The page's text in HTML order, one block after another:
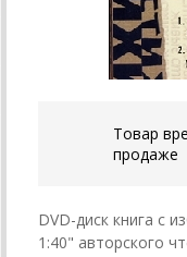
Товар
продаже
DVD-диск книга с
1:40" авторского